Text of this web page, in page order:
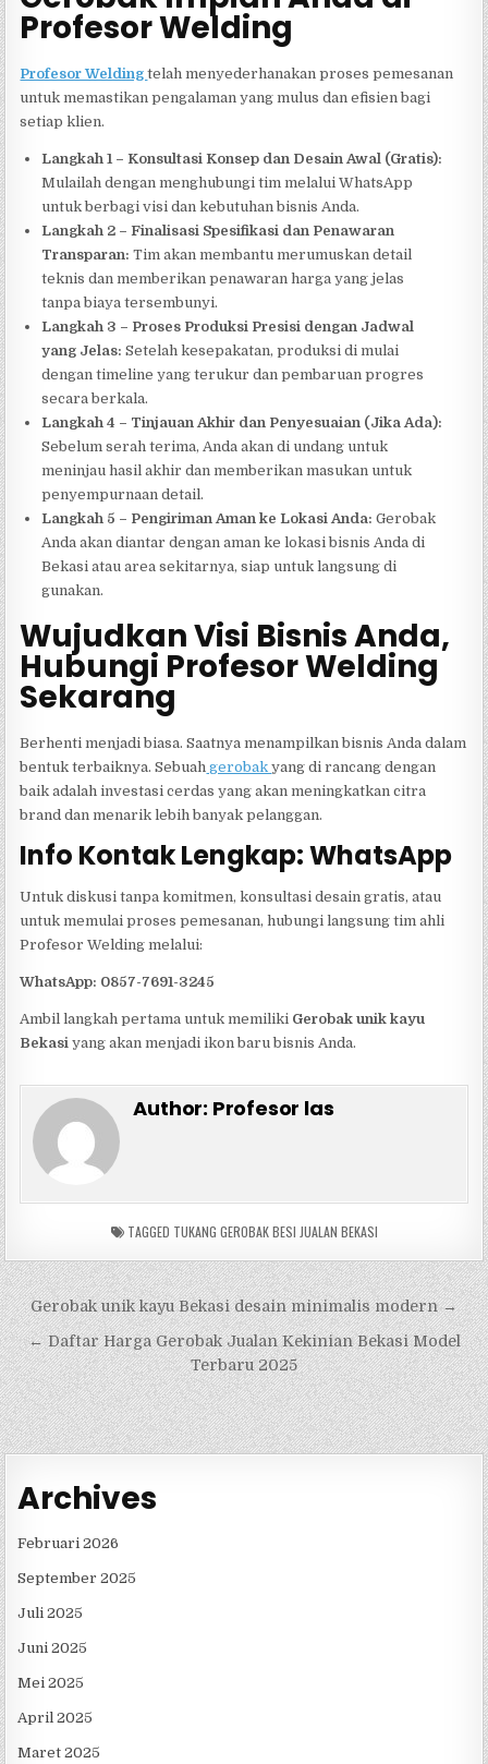
Profesor Welding
Profesor Weldingtelah menyederhanakan proses pemesanan
untuk memastikan pengalaman yang mulus dan efisien bagi
setiap klien.
Langkah 1 – Konsultasi Konsep dan Desain Awal (Gratis):
Mulailah dengan menghubungi tim melalui WhatsApp
untuk berbagi visi dan kebutuhan bisnis Anda.
Langkah 2 – Finalisasi Spesifikasi dan Penawaran
Transparan: Tim akan membantu merumuskan detail
teknis dan memberikan penawaran harga yang jelas
tanpa biaya tersembunyi.
Langkah 3 – Proses Produksi Presisi dengan Jadwal
yang Jelas: Setelah kesepakatan, produksi di mulai
dengan timeline yang terukur dan pembaruan progres
secara berkala.
Langkah 4 – Tinjauan Akhir dan Penyesuaian (Jika Ada):
Sebelum serah terima, Anda akan di undang untuk
meninjau hasil akhir dan memberikan masukan untuk
penyempurnaan detail.
Langkah 5 – Pengiriman Aman ke Lokasi Anda: Gerobak
Anda akan diantar dengan aman ke lokasi bisnis Anda di
Bekasi atau area sekitarnya, siap untuk langsung di
gunakan.
Wujudkan Visi Bisnis Anda,
Hubungi Profesor Welding
Sekarang
Berhenti menjadi biasa. Saatnya menampilkan bisnis Anda dalam
bentuk terbaiknya. Sebuah gerobakyang di rancang dengan
baik adalah investasi cerdas yang akan meningkatkan citra
brand dan menarik lebih banyak pelanggan.
Info Kontak Lengkap: WhatsApp
Untuk diskusi tanpa komitmen, konsultasi desain gratis, atau
untuk memulai proses pemesanan, hubungi langsung tim ahli
Profesor Welding melalui:
WhatsApp: 0857-7691-3245
Ambil langkah pertama untuk memiliki Gerobak unik kayu
Bekasi yang akan menjadi ikon baru bisnis Anda.
Author: Profesor las
TAGGED TUKANG GEROBAK BESI JUALAN BEKASI
Navigasi
pos
Gerobak unik kayu Bekasi desain minimalis modern →
← Daftar Harga Gerobak Jualan Kekinian Bekasi Model
Terbaru 2025
Archives
Februari 2026
September 2025
Juli 2025
Juni 2025
Mei 2025
April 2025
Maret 2025